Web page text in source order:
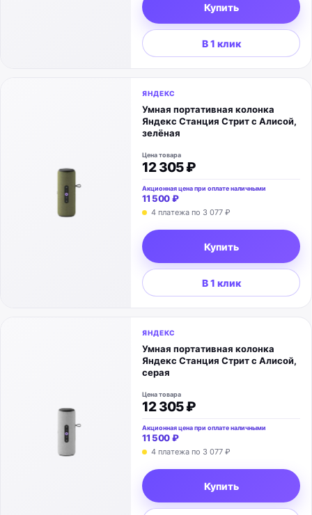
Купить
В 1 клик
ЯНДЕКС
Умная портативная колонка
Яндекс Станция Стрит с Алисой,
зелёная
Цена товара
12 305 ₽
Акционная цена при оплате наличными
11 500 ₽
4 платежа по 3 077 ₽
Купить
В 1 клик
ЯНДЕКС
Умная портативная колонка
Яндекс Станция Стрит с Алисой,
серая
Цена товара
12 305 ₽
Акционная цена при оплате наличными
11 500 ₽
4 платежа по 3 077 ₽
Купить